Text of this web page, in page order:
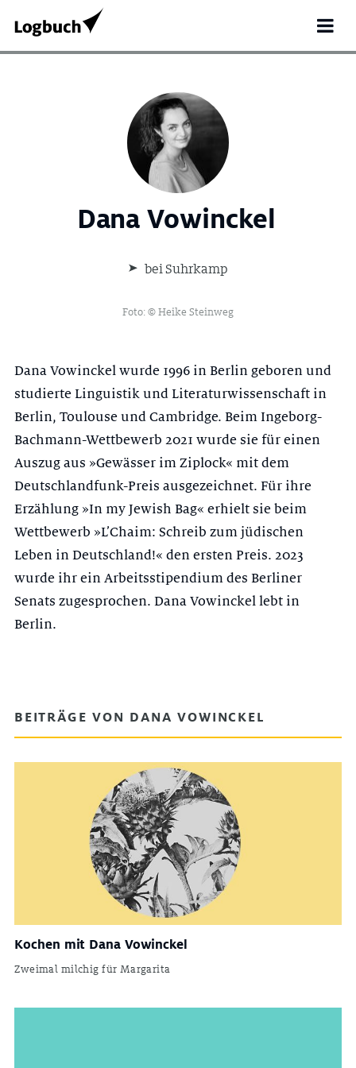
Dana Vowinckel
bei Suhrkamp
Foto: © Heike Steinweg
Dana Vowinckel wurde 1996 in Berlin geboren und
studierte Linguistik und Literaturwissenschaft in
Berlin, Toulouse und Cambridge. Beim Ingeborg-
Bachmann-Wettbewerb 2021 wurde sie für einen
Auszug aus »Gewässer im Ziplock« mit dem
Deutschlandfunk-Preis ausgezeichnet. Für ihre
Erzählung »In my Jewish Bag« erhielt sie beim
Wettbewerb »L’Chaim: Schreib zum jüdischen
Leben in Deutschland!« den ersten Preis. 2023
wurde ihr ein Arbeitsstipendium des Berliner
Senats zugesprochen. Dana Vowinckel lebt in
Berlin.
BEITRÄGE VON DANA VOWINCKEL
Kochen mit Dana Vowinckel
Zweimal milchig für Margarita